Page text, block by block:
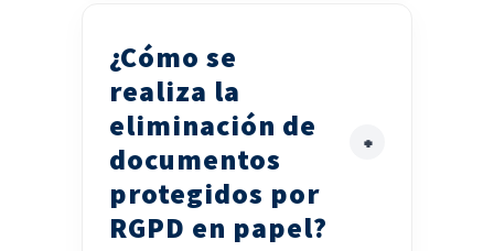
¿Cómo se
realiza la
eliminación de
documentos
protegidos por
RGPD en papel?